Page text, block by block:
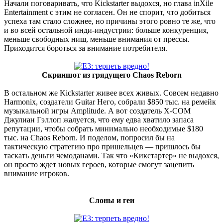
Начали поговаривать, что Kickstarter выдохся, но глава inXile
Entertainment с этим не согласен. Он не спорит, что добиться
успеха там стало сложнее, но причины этого ровно те же, что
и во всей остальной инди-индустрии: больше конкуренция,
меньше свободных ниш, меньше внимания от прессы.
Приходится бороться за внимание потребителя.
Скриншот из грядущего Chaos Reborn
В остальном же Kickstarter живее всех живых. Совсем недавно
Harmonix, создатели Guitar Него, собрали $850 тыс. на ремейк
музыкальной игры Amplitude. А вот создатель Х-СОМ
Джулиан Гэллоп жалуется, что ему едва хватило запаса
репутации, чтобы собрать минимально необходимые $180
тыс. на Chaos Reborn. И поделом, попросил бы на
тактическую стратегию про пришельцев — пришлось бы
таскать деньги чемоданами. Так что «Кикстартер» не выдохся,
он просто ждет новых героев, которые смогут зацепить
внимание игроков.
Слоны и геи